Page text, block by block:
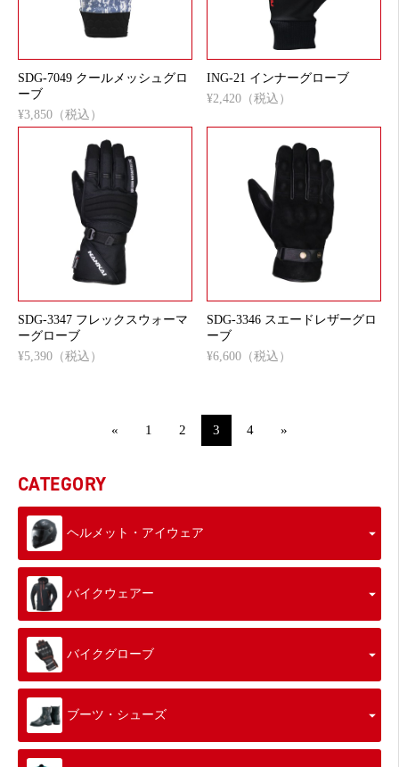
SDG-7049 クールメッシュグロ
ーブ
¥3,850（税込）
ING-21 インナーグローブ
¥2,420（税込）
SDG-3347 フレックスウォーマ
ーグローブ
¥5,390（税込）
SDG-3346 スエードレザーグロ
ーブ
¥6,600（税込）
« 1 2 3 4 »
CATEGORY
ヘルメット・アイウェア
バイクウェアー
バイクグローブ
ブーツ・シューズ